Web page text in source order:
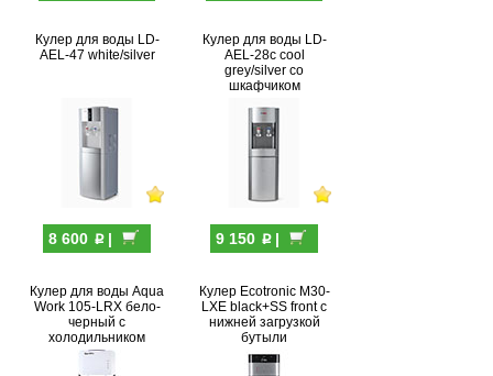
Кулер для воды LD-
AEL-47 white/silver
8 600 p|
Кулер для воды LD-
AEL-28c cool
grey/silver со
шкафчиком
9 150 p|
Кулер для воды Aqua
Work 105-LRX бело-
черный с
холодильником
Кулер Ecotronic M30-
LXE black+SS front с
нижней загрузкой
бутыли